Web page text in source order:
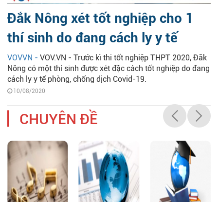
Đắk Nông xét tốt nghiệp cho 1
thí sinh do đang cách ly y tế ​
VOVVN - VOV.VN - Trước kì thi tốt nghiệp THPT 2020, Đăk
Nông có một thí sinh được xét đặc cách tốt nghiệp do đang
cách ly y tế phòng, chống dịch Covid-19.
10/08/2020
CHUYÊN ĐỀ